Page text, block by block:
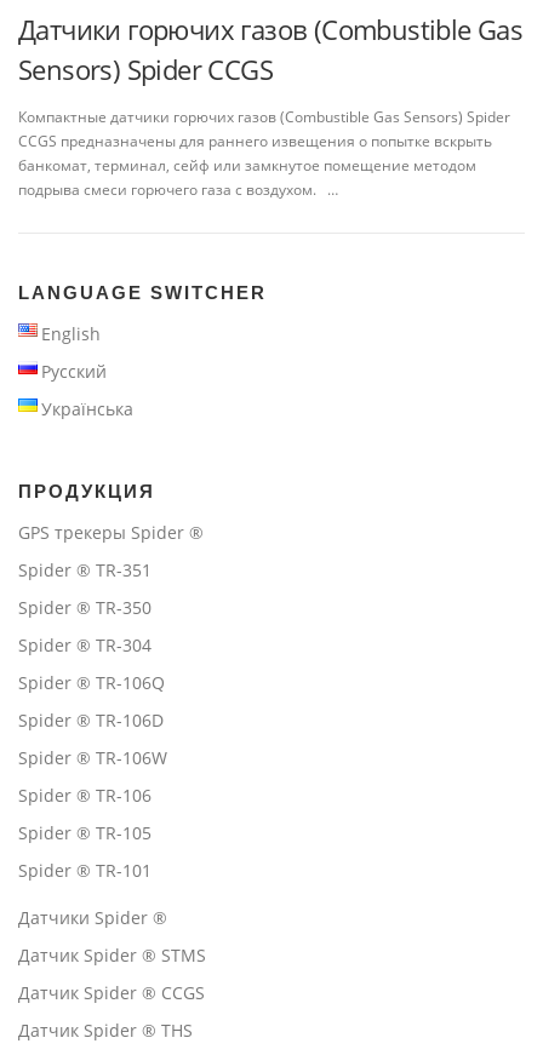
Датчики горючих газов (Combustible Gas
Sensors) Spider CCGS
Компактные датчики горючих газов (Combustible Gas Sensors) Spider
CCGS предназначены для раннего извещения о попытке вскрыть
банкомат, терминал, сейф или замкнутое помещение методом
подрыва смеси горючего газа с воздухом. …
LANGUAGE SWITCHER
English
Русский
Українська
ПРОДУКЦИЯ
GPS трекеры Spider ®
Spider ® TR-351
Spider ® TR-350
Spider ® TR-304
Spider ® TR-106Q
Spider ® TR-106D
Spider ® TR-106W
Spider ® TR-106
Spider ® TR-105
Spider ® TR-101
Датчики Spider ®
Датчик Spider ® STMS
Датчик Spider ® CCGS
Датчик Spider ® THS